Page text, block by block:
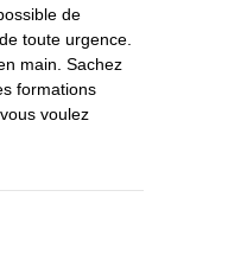
de
toute urgence.
main. Sachez
formations
voulez